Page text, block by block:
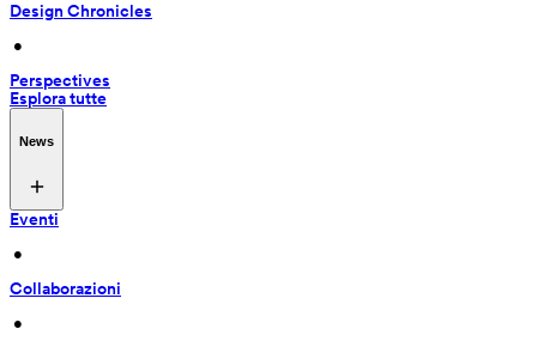
Design Chronicles
•
Perspectives
Esplora tutte
News
Eventi
•
Collaborazioni
•